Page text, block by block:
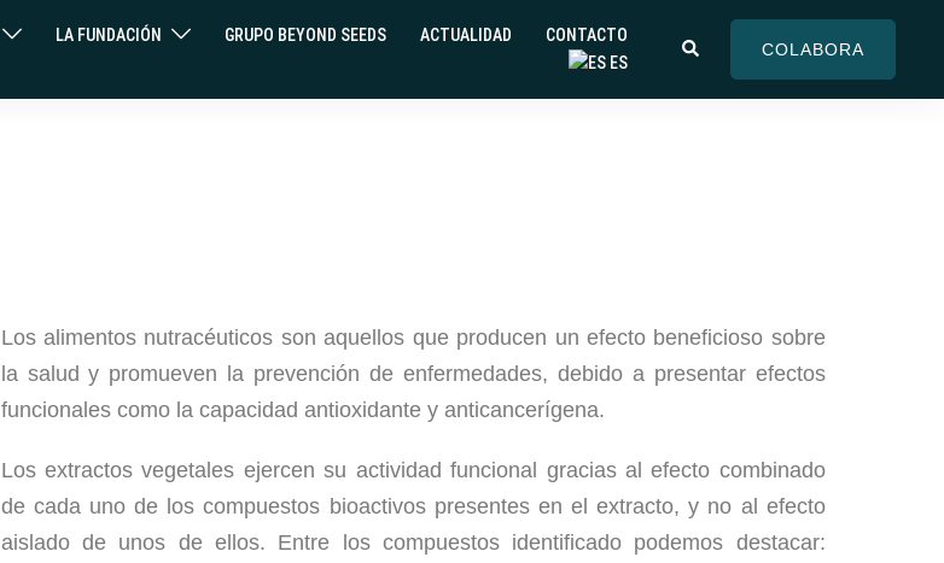
LA FUNDACIÓN GRUPO BEYOND SEEDS ACTUALIDAD
CONTACTO
ES
COLABORA
Los alimentos nutracéuticos son aquellos que producen un efecto beneficioso sobre
la salud y promueven la prevención de enfermedades, debido a presentar efectos
funcionales como la capacidad antioxidante y anticancerígena.
Los extractos vegetales ejercen su actividad funcional gracias al efecto combinado
de cada uno de los compuestos bioactivos presentes en el extracto, y no al efecto
aislado de unos de ellos. Entre
los compuestos identificado podemos destacar: